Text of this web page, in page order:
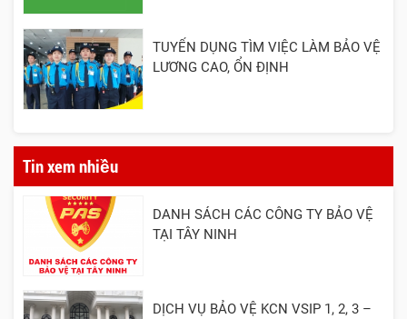
TUYỂN DỤNG TÌM VIỆC LÀM BẢO VỆ
LƯƠNG CAO, ỔN ĐỊNH
Tin xem nhiều
DANH SÁCH CÁC CÔNG TY BẢO VỆ
TẠI TÂY NINH
DỊCH VỤ BẢO VỆ KCN VSIP 1, 2, 3 –